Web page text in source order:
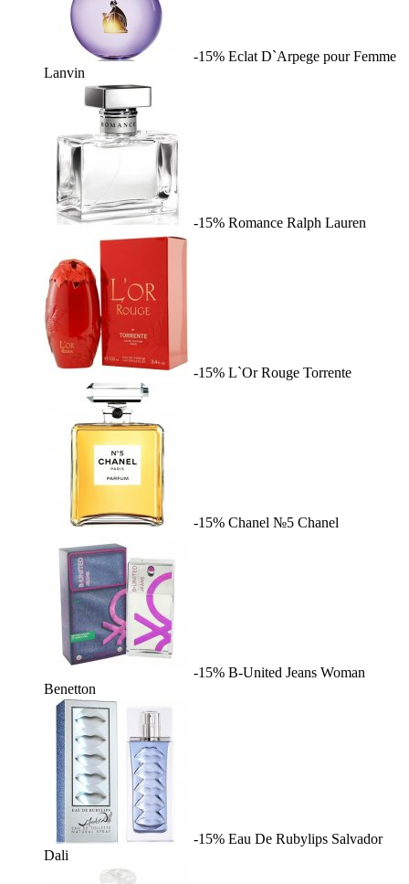
-15% Eclat D`Arpege pour Femme
Lanvin
-15% Romance Ralph Lauren
-15% L`Or Rouge Torrente
-15% Chanel №5 Chanel
-15% B-United Jeans Woman
Benetton
-15% Eau De Rubylips Salvador
Dali